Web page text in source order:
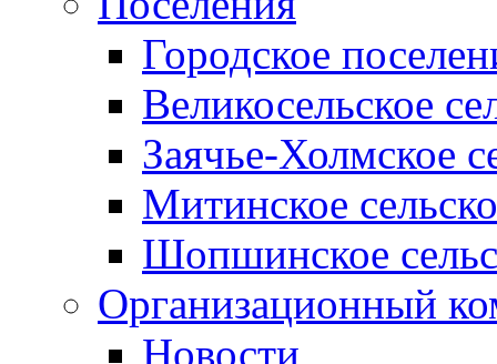
Городское
Великосельское
Заячье-Холмское
Митинское
Шопшинское
Организационный
Новости